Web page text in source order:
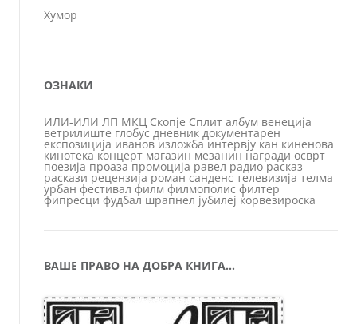
Хумор
ОЗНАКИ
ИЛИ-ИЛИ ЛП МКЦ Скопје Сплит албум венеција
ветрилиште глобус дневник документарен
експозиција иванов изложба интервју кан киненова
кинотека концерт магазин мезанин награди осврт
поезија проаза промоција равел радио расказ
раскази рецензија роман санденс телевизија телма
урбан фестивал филм филмополис филтер
фипресци фудбал шрапнел јубилеј ќорвезироска
ВАШЕ ПРАВО НА ДОБРА КНИГА…